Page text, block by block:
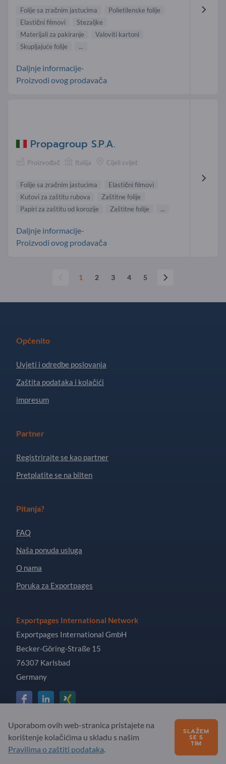
Folije sa zračnim jastucima
Polietilenske folije
Elastični filmovi
Stezaljke
Materijali za pakiranje
Valoviti kartoni
Skupljajuće folije
...
Daljnje informacije-
Proizvodi ovog prodavača
Propagroup S.P.A.
Proizvođač Italija Cijeli svijet
Folije sa zračnim jastucima
Elastični filmovi
Kutovi za zaštitu rubova
Zaštitne folije
Papiri za zaštitu od korozije
Zaštitne folije ...
Daljnje informacije-
Proizvodi ovog prodavača
1 2 3 4 5
Općenito
Uvjeti i odredbe poslovanja
Zaštita podataka i kolačići
impresum
Partner
Registrirajte se kao partner
Pretplatite se na bilten
Pitanja?
FAQ
Naša ponuda usluga
O nama
Poruka za Exportpages
Exportpages International Network
Exportpages International GmbH
Becker-Göring-Straße 15
76307 Karlsbad
Germany
Copyright © 2026 Exportpages International GmbH. All
Rights Reserved.
Uporabom ovih web-stranica pristajete na
korištenje kolačićima u skladu s našim
Pravilima o zaštiti podataka.
SLAŽEM
SE S
TIM